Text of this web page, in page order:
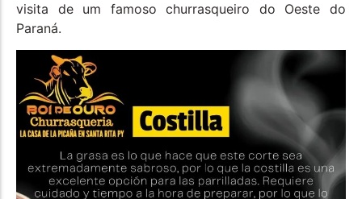
visita de um famoso churrasqueiro do Oeste do
Paraná.